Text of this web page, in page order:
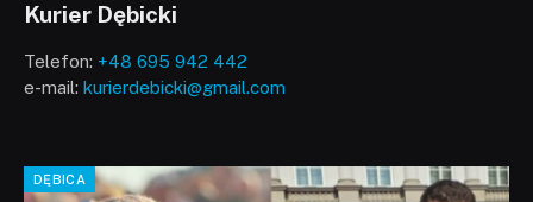
Kurier Dębicki
Telefon: +48 695 942 442
e-mail: kurierdebicki@gmail.com
DĘBICA